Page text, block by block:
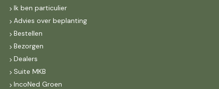
Ik ben particulier
Advies over beplanting
Bestellen
Bezorgen
Dealers
Suite MKB
IncoNed Groen